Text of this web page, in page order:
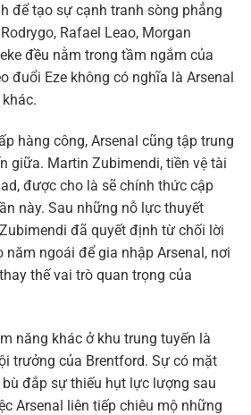
để tạo sự cạnh tranh sòng phẳng
Rafael Leao, Morgan
đều nằm trong tầm ngắm của
đuổi Eze không có nghĩa là Arsenal
hàng công, Arsenal cũng tập trung
giữa. Martin Zubimendi, tiền vệ tài
được cho là sẽ chính thức cập
này. Sau những nỗ lực thuyết
đã quyết định từ chối lời
năm ngoái để gia nhập Arsenal, nơi
thế vai trò quan trọng của
năng khác ở khu trung tuyến là
trưởng của Brentford. Sự có mặt
đắp sự thiếu hụt lực lượng sau
Arsenal liên tiếp chiêu mộ những